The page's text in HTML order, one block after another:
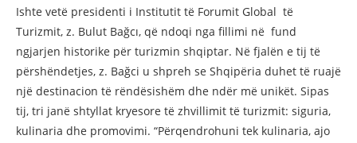
Ishte vetë presidenti i Institutit të Forumit Global të
Turizmit, z. Bulut Bağcı, që ndoqi nga fillimi në fund
ngjarjen historike për turizmin shqiptar. Në fjalën e tij të
përshëndetjes, z. Bağci u shpreh se Shqipëria duhet të ruajë
një destinacion të rëndësishëm dhe ndër më unikët. Sipas
tij, tri janë shtyllat kryesore të zhvillimit të turizmit: siguria,
kulinaria dhe promovimi. “Përqendrohuni tek kulinaria, ajo